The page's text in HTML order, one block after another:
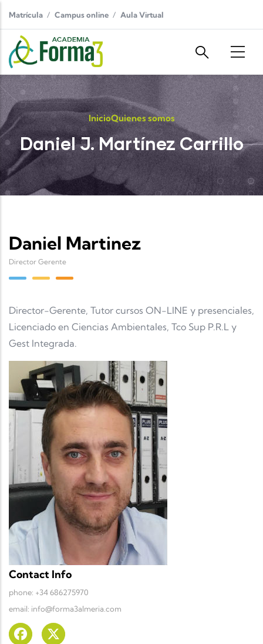
Matrícula Campus online Aula Virtual
InicioQuienes somos
Daniel J. Martínez Carrillo
Daniel Martinez
Director Gerente
Director-Gerente, Tutor cursos ON-LINE y presenciales,
Licenciado en Ciencias Ambientales, Tco Sup P.R.L y
Gest Integrada.
Contact Info
phone: +34 686275970
email: info@forma3almeria.com